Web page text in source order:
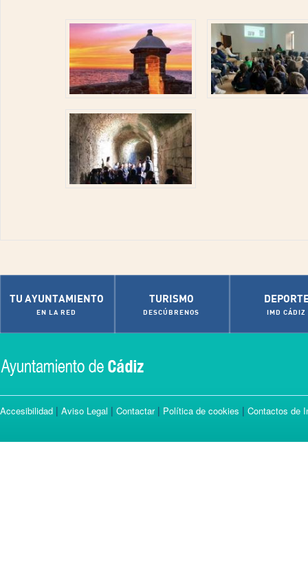
TU AYUNTAMIENTO
EN LA RED
TURISMO
DESCÚBRENOS IMD CÁDIZ
Accesibilidad | Aviso Legal | Contactar| Política de cookies | Contactos de